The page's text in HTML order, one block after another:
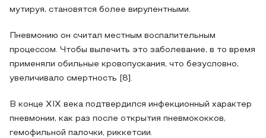
мутируя, становятся более вирулентными.
Пневмонию он считал местным воспалительным
процессом. Чтобы вылечить это заболевание, в то время
применяли обильные кровопускания, что безусловно,
увеличивало смертность [8].
В конце XIX века подтвердился инфекционный характер
пневмонии, как раз после открытия пневмококков,
гемофильной палочки, риккетсии.